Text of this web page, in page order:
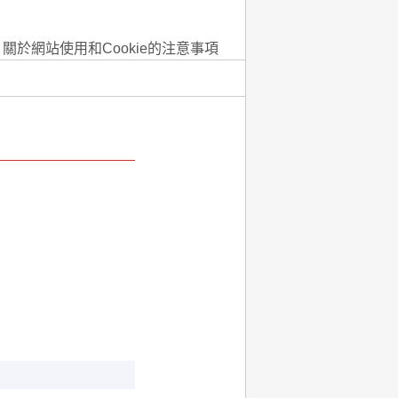
關於網站使用和Cookie的注意事項